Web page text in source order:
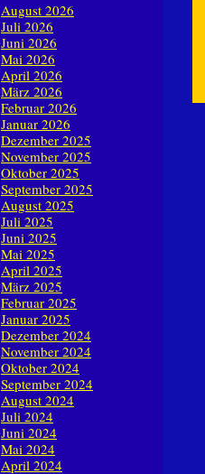
August 2026
Juli 2026
Juni 2026
Mai 2026
April 2026
März 2026
Februar 2026
Januar 2026
Dezember 2025
November 2025
Oktober 2025
September 2025
August 2025
Juli 2025
Juni 2025
Mai 2025
April 2025
März 2025
Februar 2025
Januar 2025
Dezember 2024
November 2024
Oktober 2024
September 2024
August 2024
Juli 2024
Juni 2024
Mai 2024
April 2024